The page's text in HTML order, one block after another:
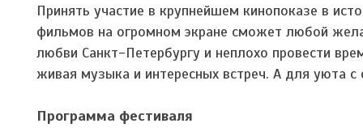
Принять участие в крупнейшем кинопоказе в
фильмов на огромном экране сможет любой
любви Санкт-Петербургу и неплохо провести
живая музыка и интересных встреч. А для уюта
Программа фестиваля